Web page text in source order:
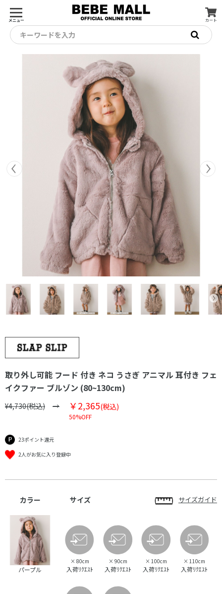
メニュー カート
キーワードを入力
取り外し可能 フード 付き ネコ うさぎ アニマル 耳付き フェ
イクファー ブルゾン (80~130cm)
¥4,730(税込) ￥2,365(税込)
50%OFF
23ポイント還元
2人がお気に入り登録中
カラー サイズ サイズガイド
パープル
× 80cm
入荷ﾘｸｴｽﾄ
× 90cm
入荷ﾘｸｴｽﾄ
× 100cm
入荷ﾘｸｴｽﾄ
× 110cm
入荷ﾘｸｴｽﾄ